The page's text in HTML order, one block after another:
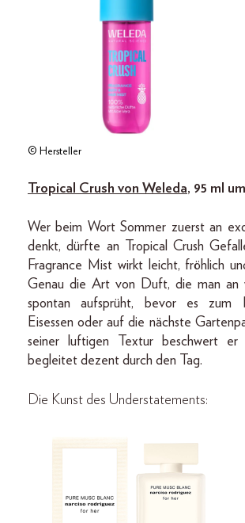
© Hersteller
Tropical Crush von Weleda, 95 ml
Wer beim Wort Sommer zuerst an
denkt, dürfte an Tropical Crush
Fragrance Mist wirkt leicht, fröhlich
Genau die Art von Duft, die man an
spontan aufsprüht, bevor es zum
Eisessen oder auf die nächste
seiner luftigen Textur beschwert er
begleitet dezent durch den Tag.
Die Kunst des Understatements: